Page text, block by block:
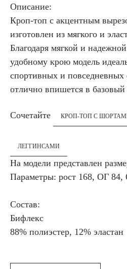
Описание:
Кроп-топ с акцентным
изготовлен из мягкого и
Благодаря мягкой и
удобному крою модель
спортивных и повседневных
отлично впишется в базовый
Сочетайте КРОП-ТОП С
ЛЕГГИНСАМИ
На модели представлен
Параметры: рост 168, ОГ
Состав:
Бифлекс
88% полиэстер, 12% эластан